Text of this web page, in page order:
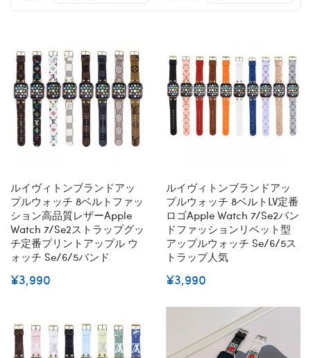
ルイヴィトンブランドアッ
プルウォッチ 8ベルトファッ
ション高品質レザーapple
Watch 7/se2ストラップグッ
チ定番プリントアップル ウ
ォッチ Se/6/5バンド
¥3,990
ルイヴィトンブランドアッ
プルウォッチ 8ベルトLV定番
ロゴApple Watch 7/se2バン
ドファッションリベット型
アップルウォッチ Se/6/5ス
トラップ人気
¥3,990